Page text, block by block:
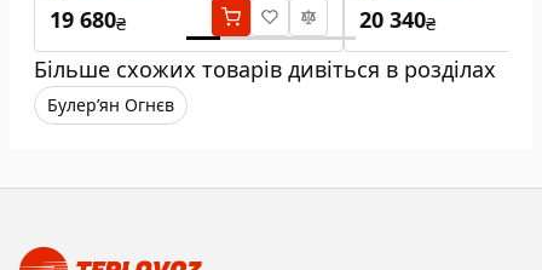
19 680₴ 20 340₴
Більше схожих товарів дивіться в розділах
Булерʼян Огнєв